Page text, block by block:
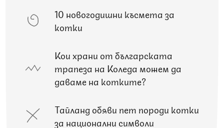
10 новогодишни късмета за
котки
Кои храни от българската
трапеза на Коледа можем да
даваме на котките?
Тайланд обяви пет породи котки
за национални символи